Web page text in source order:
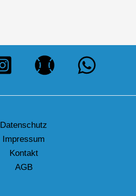
Datenschutz
Impressum
Kontakt
AGB